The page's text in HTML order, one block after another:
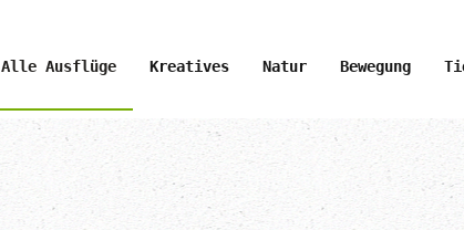
Alle Ausflüge Kreatives Natur Bewegung